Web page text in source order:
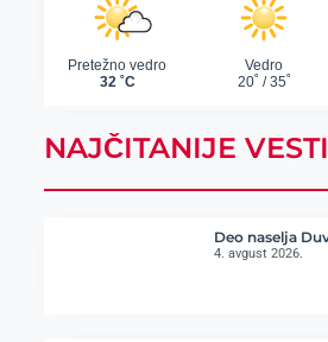
NAJČITANIJE VESTI
Deo naselja
4. avgust 2026.